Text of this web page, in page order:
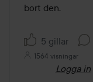
bort den.
5 gillar
1564 visningar
Logga in